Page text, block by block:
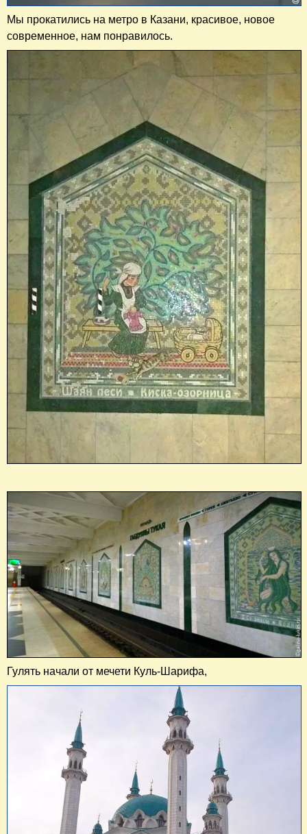
Мы прокатились на метро в Казани, красивое, новое
современное, нам понравилось.
Гулять начали от мечети Куль-Шарифа,